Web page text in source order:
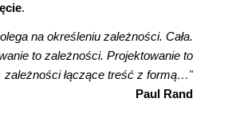
.
na określeniu zależności. Cała.
to zależności. Projektowanie to
zależności łączące treść z formą…"
Paul Rand